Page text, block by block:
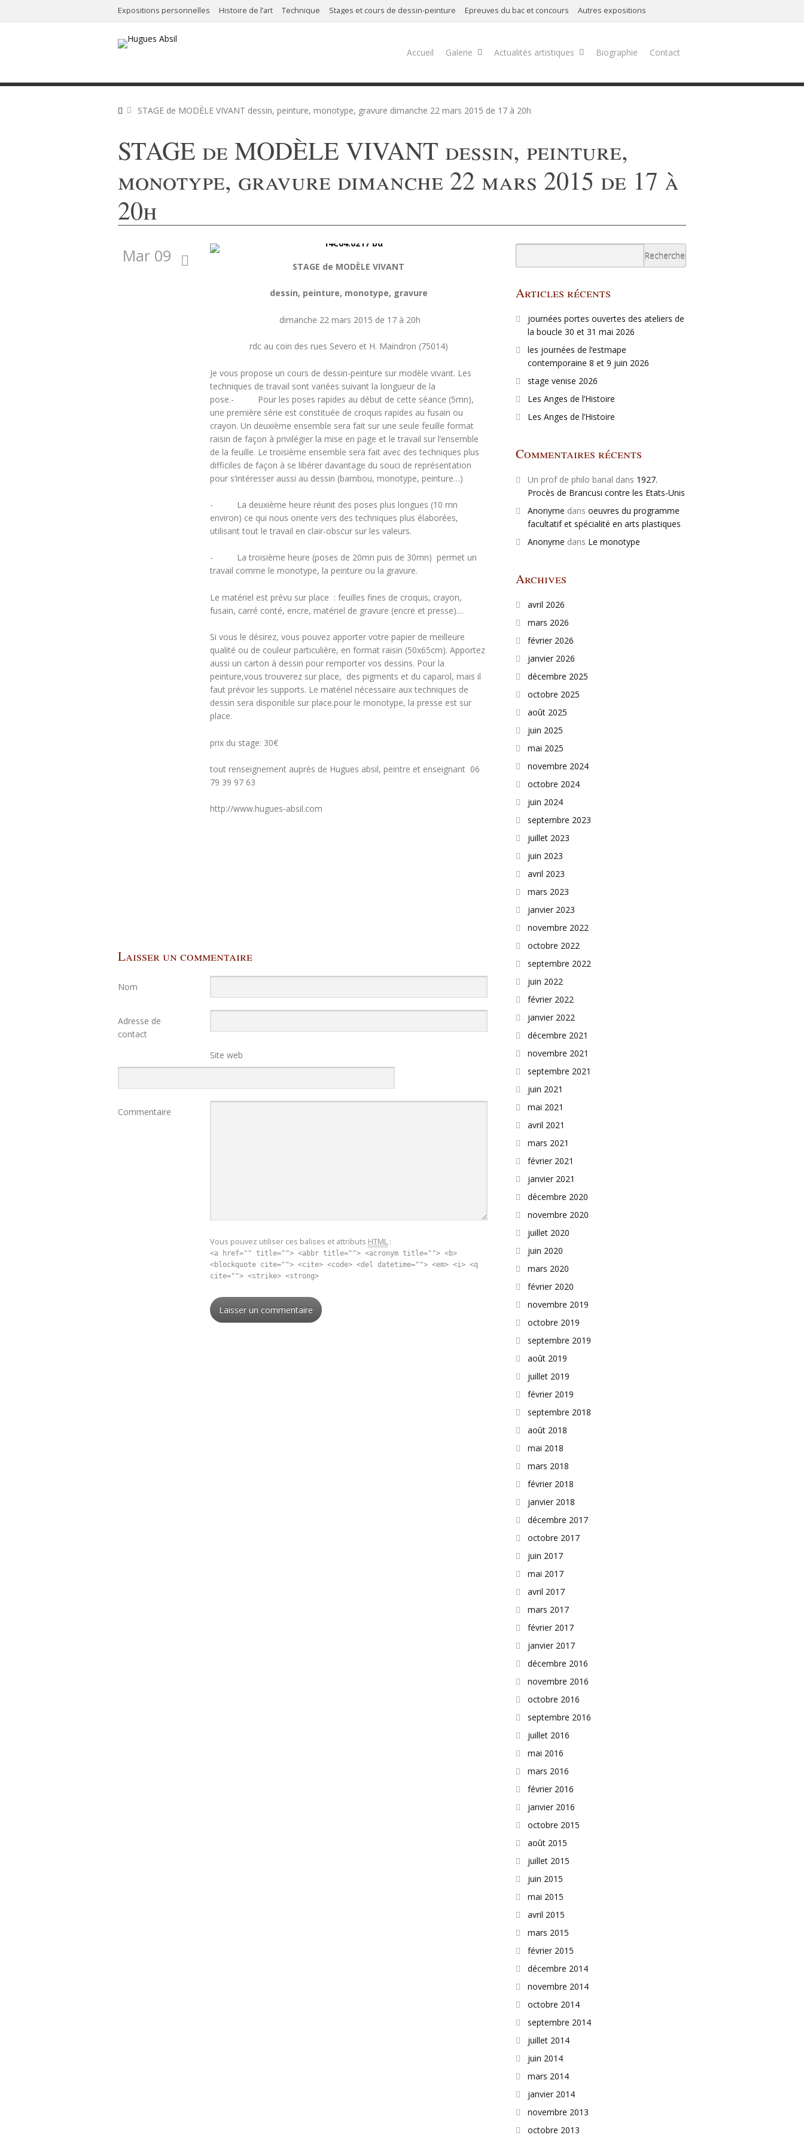
Expositions personnelles Histoire de l’art Technique Stages et cours de dessin-peinture Épreuves du bac et concours Autres expositions
Accueil Galerie Actualités artistiques Biographie Contact
STAGE de MODÈLE VIVANT dessin, peinture, monotype, gravure dimanche 22 mars 2015 de 17 à 20h
STAGE de MODÈLE VIVANT dessin, peinture,
monotype, gravure dimanche 22 mars 2015 de 17 à
20h
Mar 09
STAGE de MODÈLE VIVANT
dessin, peinture, monotype, gravure
dimanche 22 mars 2015 de 17 à 20h
rdc au coin des rues Severo et H. Maindron (75014)
Je vous propose un cours de dessin-peinture sur modèle vivant. Les
techniques de travail sont variées suivant la longueur de la
pose.- Pour les poses rapides au début de cette séance (5mn),
une première série est constituée de croquis rapides au fusain ou
crayon. Un deuxième ensemble sera fait sur une seule feuille format
raisin de façon à privilégier la mise en page et le travail sur l’ensemble
de la feuille. Le troisième ensemble sera fait avec des techniques plus
difficiles de façon à se libérer davantage du souci de représentation
pour s’intéresser aussi au dessin (bambou, monotype, peinture…)
- La deuxième heure réunit des poses plus longues (10 mn
environ) ce qui nous oriente vers des techniques plus élaborées,
utilisant tout le travail en clair-obscur sur les valeurs.
- La troisième heure (poses de 20mn puis de 30mn) permet un
travail comme le monotype, la peinture ou la gravure.
Le matériel est prévu sur place : feuilles fines de croquis, crayon,
fusain, carré conté, encre, matériel de gravure (encre et presse)…
Si vous le désirez, vous pouvez apporter votre papier de meilleure
qualité ou de couleur particulière, en format raisin (50x65cm). Apportez
aussi un carton à dessin pour remporter vos dessins. Pour la
peinture,vous trouverez sur place, des pigments et du caparol, mais il
faut prévoir les supports. Le matériel nécessaire aux techniques de
dessin sera disponible sur place.pour le monotype, la presse est sur
place.
prix du stage: 30€
tout renseignement auprès de Hugues absil, peintre et enseignant 06
79 39 97 63
http://www.hugues-absil.com
Laisser un commentaire
Nom
Adresse de
contact
Site web
Commentaire
Vous pouvez utiliser ces balises et attributs HTML :
<a href="" title=""> <abbr title=""> <acronym title=""> <b>
<blockquote cite=""> <cite> <code> <del datetime=""> <em> <i> <q
cite=""> <strike> <strong>
Articles récents
journées portes ouvertes des ateliers de
la boucle 30 et 31 mai 2026
les journées de l’estmape
contemporaine 8 et 9 juin 2026
stage venise 2026
Les Anges de l’Histoire
Les Anges de l’Histoire
Commentaires récents
Un prof de philo banal dans 1927.
Procès de Brancusi contre les Etats-Unis
Anonyme dans oeuvres du programme
facultatif et spécialité en arts plastiques
Anonyme dans Le monotype
Archives
avril 2026
mars 2026
février 2026
janvier 2026
décembre 2025
octobre 2025
août 2025
juin 2025
mai 2025
novembre 2024
octobre 2024
juin 2024
septembre 2023
juillet 2023
juin 2023
avril 2023
mars 2023
janvier 2023
novembre 2022
octobre 2022
septembre 2022
juin 2022
février 2022
janvier 2022
décembre 2021
novembre 2021
septembre 2021
juin 2021
mai 2021
avril 2021
mars 2021
février 2021
janvier 2021
décembre 2020
novembre 2020
juillet 2020
juin 2020
mars 2020
février 2020
novembre 2019
octobre 2019
septembre 2019
août 2019
juillet 2019
février 2019
septembre 2018
août 2018
mai 2018
mars 2018
février 2018
janvier 2018
décembre 2017
octobre 2017
juin 2017
mai 2017
avril 2017
mars 2017
février 2017
janvier 2017
décembre 2016
novembre 2016
octobre 2016
septembre 2016
juillet 2016
mai 2016
mars 2016
février 2016
janvier 2016
octobre 2015
août 2015
juillet 2015
juin 2015
mai 2015
avril 2015
mars 2015
février 2015
décembre 2014
novembre 2014
octobre 2014
septembre 2014
juillet 2014
juin 2014
mars 2014
janvier 2014
novembre 2013
octobre 2013